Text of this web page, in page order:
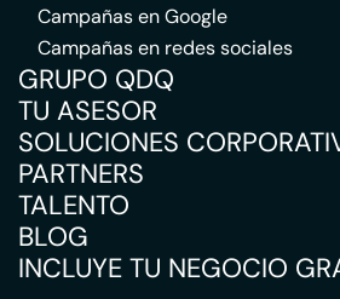
Campañas en Google
Campañas en redes sociales
GRUPO QDQ
TU ASESOR
SOLUCIONES
PARTNERS
TALENTO
BLOG
INCLUYE TU NEGOCIO